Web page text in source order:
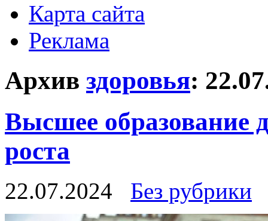
Карта сайта
Реклама
Архив здоровья:
Высшее образование
роста
22.07.2024 Без рубрики